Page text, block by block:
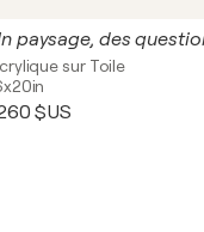
paysage, des
sur Toile
$US